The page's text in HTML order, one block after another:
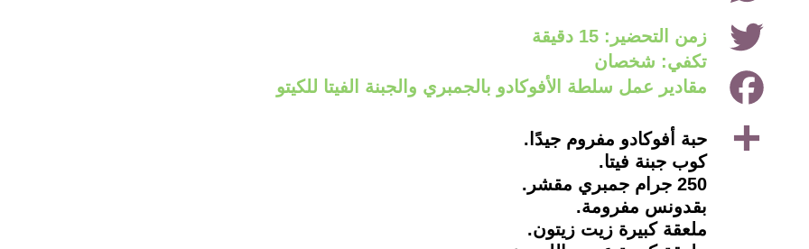
Share
Facebook
Twitter
زمن التحضير: 15 دقيقة
تكفي: شخصان
مقادير عمل سلطة الأفوكادو بالجمبري والجبنة الفيتا للكيتو
حبة أفوكادو مفروم جيدًا.
كوب جبنة فيتا.
250 جرام جمبري مقشر.
بقدونس مفرومة.
ملعقة كبيرة زيت زيتون.